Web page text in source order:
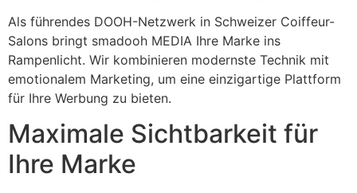
Als führendes DOOH-Netzwerk in Schweizer Coiffeur-
Salons bringt smadooh MEDIA Ihre Marke ins
Rampenlicht. Wir kombinieren modernste Technik mit
emotionalem Marketing, um eine einzigartige Plattform
für Ihre Werbung zu bieten.
Maximale Sichtbarkeit für
Ihre Marke